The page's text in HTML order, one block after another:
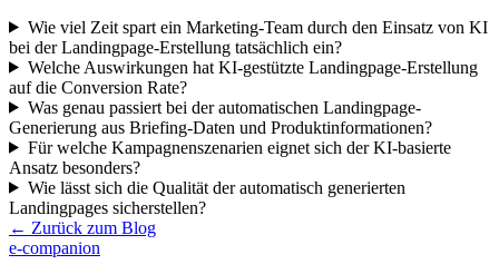
Wie viel Zeit spart ein Marketing-Team durch den Einsatz von KI
bei der Landingpage-Erstellung tatsächlich ein?
Welche Auswirkungen hat KI-gestützte Landingpage-Erstellung
auf die Conversion Rate?
Was genau passiert bei der automatischen Landingpage-
Generierung aus Briefing-Daten und Produktinformationen?
Für welche Kampagnenszenarien eignet sich der KI-basierte
Ansatz besonders?
Wie lässt sich die Qualität der automatisch generierten
Landingpages sicherstellen?
← Zurück zum Blog
e-companion